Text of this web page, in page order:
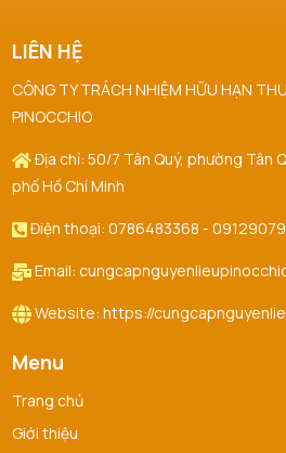
LIÊN HỆ
CÔNG TY TRÁCH NHIỆM HỮU HẠN
PINOCCHIO
Địa chỉ: 50/7 Tân Quý, phường Tân
phố Hồ Chí Minh
Điện thoại: 0786483368 -
Email:
Website: https://
Menu
Trang chủ
Giới thiệu